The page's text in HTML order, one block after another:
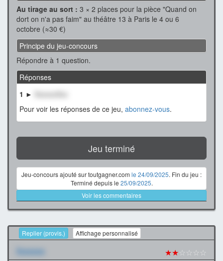
Au tirage au sort : 3 × 2 places pour la pièce "Quand on
dort on n'a pas faim" au théâtre 13 à Paris le 4 ou 6
octobre (≈30 €)
Principe du jeu-concours
Répondre à 1 question.
Réponses
1 ►
XxxxxxXxx
Pour voir les réponses de ce jeu, abonnez-vous.
Jeu terminé
Jeu-concours ajouté sur toutgagner.com le 24/09/2025. Fin du jeu :
Terminé depuis le 25/09/2025.
Voir les commentaires
Replier (provis.) Affichage personnalisé
Xxxxxxx ★★☆☆☆☆